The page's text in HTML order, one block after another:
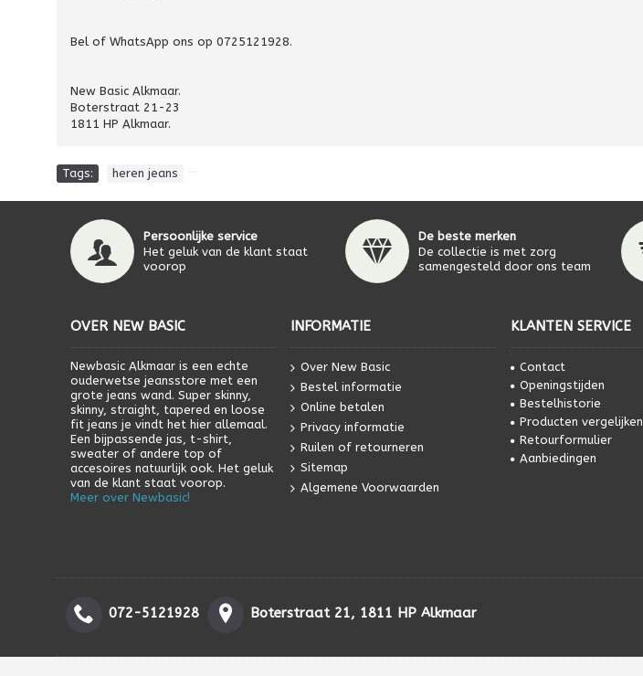
Bel of WhatsApp ons op 0725121928.
New Basic Alkmaar.
Boterstraat 21-23
1811 HP Alkmaar.
Tags: heren jeans
Persoonlijke service
Het geluk van de klant staat
voorop
De beste merken
De collectie is met zorg
samengesteld door ons team
OVER NEW BASIC
Newbasic Alkmaar is een echte
ouderwetse jeansstore met een
grote jeans wand. Super skinny,
skinny, straight, tapered en loose
fit jeans je vindt het hier allemaal.
Een bijpassende jas, t-shirt,
sweater of andere top of
accesoires natuurlijk ook. Het geluk
van de klant staat voorop.
Meer over Newbasic!
INFORMATIE
Over New Basic
Bestel informatie
Online betalen
Privacy informatie
Ruilen of retourneren
Sitemap
Algemene Voorwaarden
KLANTEN SERVICE
Contact
Openingstijden
Bestelhistorie
Producten vergelijken
Retourformulier
Aanbiedingen
072-5121928 Boterstraat 21, 1811 HP Alkmaar